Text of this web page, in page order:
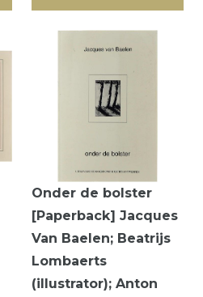
Onder de bolster
[Paperback] Jacques
Van Baelen; Beatrijs
Lombaerts
(illustrator); Anton